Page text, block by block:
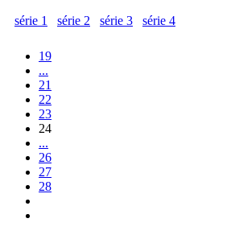
série 1 série 2 série 3 série 4
19
...
21
22
23
24
...
26
27
28